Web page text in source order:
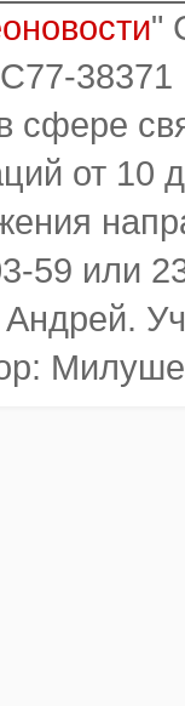
"
38371
сфере
от 10
59 или
Андрей.